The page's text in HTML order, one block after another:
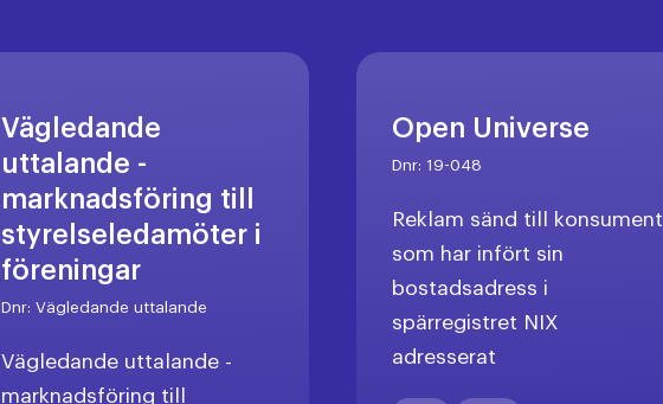
Vägledande
uttalande -
marknadsföring till
styrelseledamöter i
föreningar
Dnr:Vägledande uttalande
Vägledande uttalande -
marknadsföring till
Open Universe
Dnr: 19-048
Reklam sänd till konsument
som har infört sin
bostadsadress i
spärregistret NIX
adresserat